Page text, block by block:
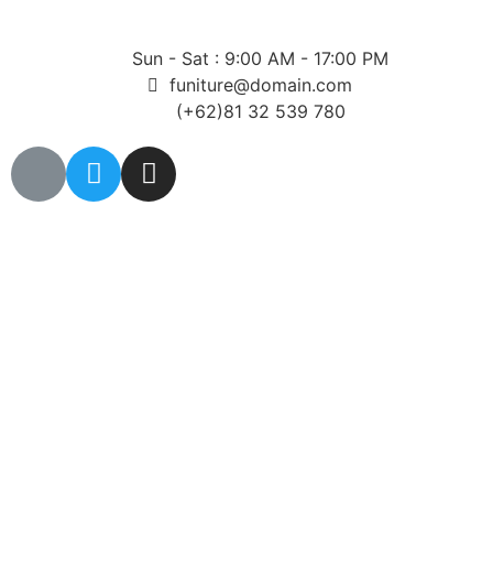
Sun - Sat : 9:00 AM - 17:00 PM
funiture@domain.com
(+62)81 32 539 780